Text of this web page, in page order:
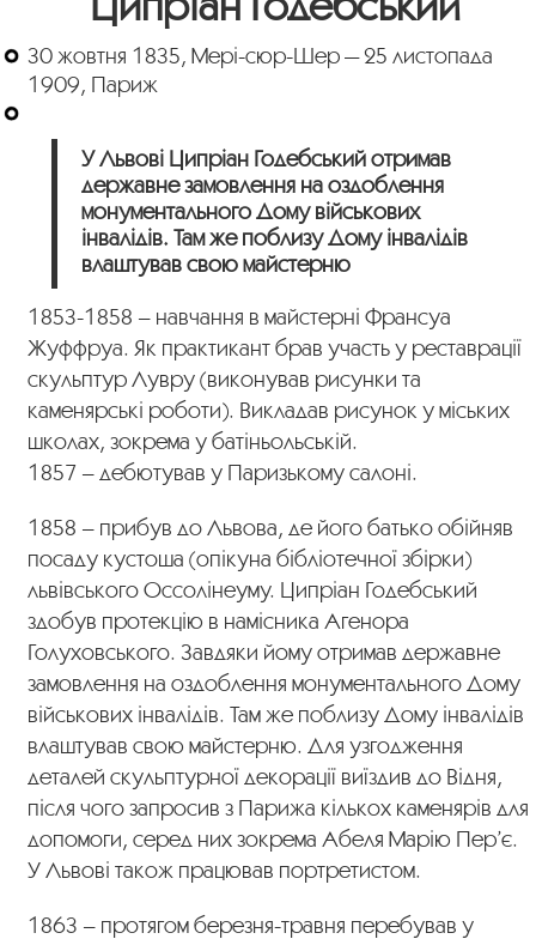
30 жовтня 1835, Мері-сюр-Шер — 25 листопада
1909, Париж
У Львові Ципріан Годебський отримав
державне замовлення на оздоблення
монументального Дому військових
інвалідів. Там же поблизу Дому інвалідів
влаштував свою майстерню
1853-1858 – навчання в майстерні Франсуа
Жуффруа. Як практикант брав участь у реставрації
скульптур Лувру (виконував рисунки та
каменярські роботи). Викладав рисунок у міських
школах, зокрема у батіньольській.
1857 – дебютував у Паризькому салоні.
1858 – прибув до Львова, де його батько обійняв
посаду кустоша (опікуна бібліотечної збірки)
львівського Оссолінеуму. Ципріан Годебський
здобув протекцію в намісника Агенора
Голуховського. Завдяки йому отримав державне
замовлення на оздоблення монументального Дому
військових інвалідів. Там же поблизу Дому інвалідів
влаштував свою майстерню. Для узгодження
деталей скульптурної декорації виїздив до Відня,
після чого запросив з Парижа кількох каменярів для
допомоги, серед них зокрема Абеля Марію Пер’є.
У Львові також працював портретистом.
1863 – протягом березня-травня перебував у